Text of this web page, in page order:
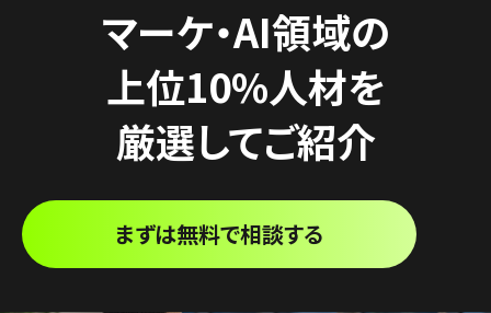
マーケ・AI領域の
上位10%人材を
厳選してご紹介
まずは無料で相談する